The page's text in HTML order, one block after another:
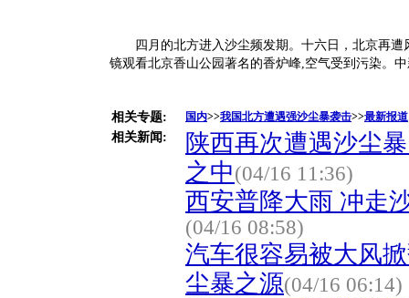
四月的北方进入沙尘频发期。十六日，北京再遭
镜观看北京香山公园著名的香炉峰,空气受到污染。
相关专题: 国内>>我国北方遭遇强沙尘暴袭击>>最新报道
相关新闻:
陕西再次遭遇沙尘
之中(04/16 11:36)
西安普降大雨 冲走
(04/16 08:58)
汽车很容易被大风
尘暴之源(04/16 06:14)